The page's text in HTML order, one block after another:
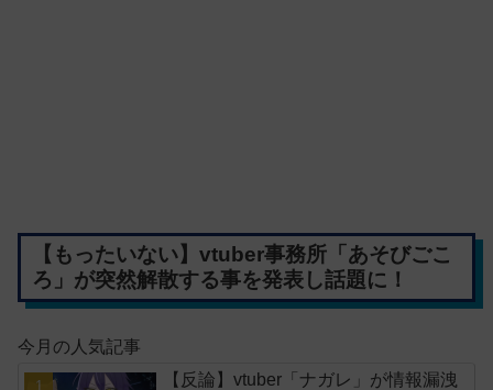
【もったいない】vtuber事務所「あそびごこ
ろ」が突然解散する事を発表し話題に！
今月の人気記事
【反論】vtuber「ナガレ」が情報漏洩